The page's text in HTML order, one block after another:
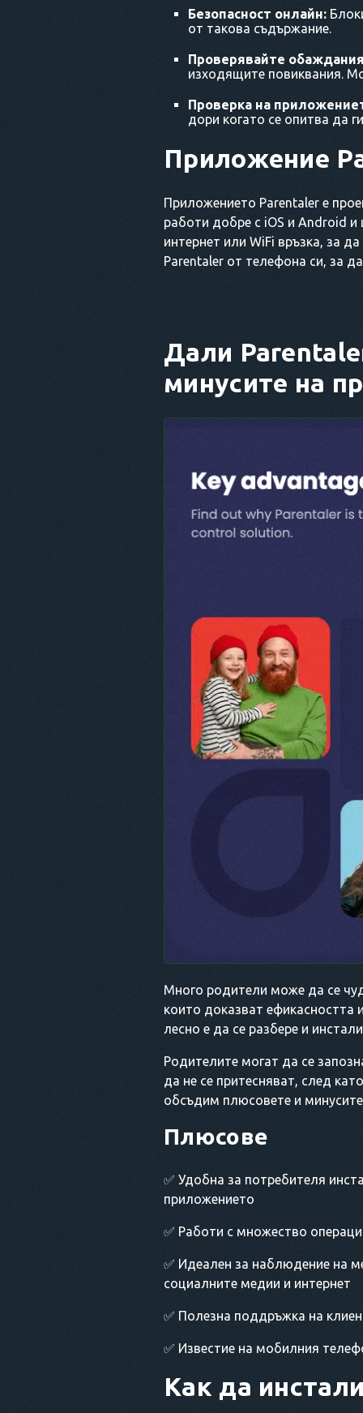
Безопасност онлайн:
от такова съдържание.
Проверявайте
изходящите повиквания.
Проверка на
дори когато се опитва да
Приложение
Приложението Parentaler е
работи добре с iOS и Android
интернет или WiFi връзка, за
Parentaler от телефона си, за
Дали
минусите на
Много родители може да се
които доказват ефикасността
лесно е да се разбере и
Родителите могат да се
да не се притесняват, след
обсъдим плюсовете и
Плюсове
✅ Удобна за потребителя
приложението
✅ Работи с множество
✅ Идеален за наблюдение на
социалните медии и интернет
✅ Полезна поддръжка на
✅ Известие на мобилния
Как да